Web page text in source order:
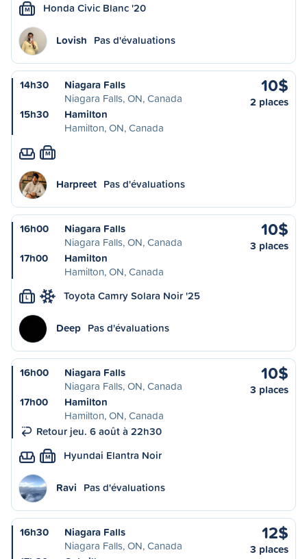
M Honda Civic Blanc '20
Lovish Pas d'évaluations
14h30
Niagara Falls
Niagara Falls, ON, Canada
15h30
Hamilton
Hamilton, ON, Canada
10$
2 places
M
Harpreet Pas d'évaluations
16h00
Niagara Falls
Niagara Falls, ON, Canada
17h00
Hamilton
Hamilton, ON, Canada
10$
3 places
L Toyota Camry Solara Noir '25
Deep Pas d'évaluations
16h00
Niagara Falls
Niagara Falls, ON, Canada
17h00
Hamilton
Hamilton, ON, Canada
Retour jeu. 6 août à 22h30
10$
3 places
M Hyundai Elantra Noir
Ravi Pas d'évaluations
16h30
Niagara Falls
Niagara Falls, ON, Canada
12$
3 places